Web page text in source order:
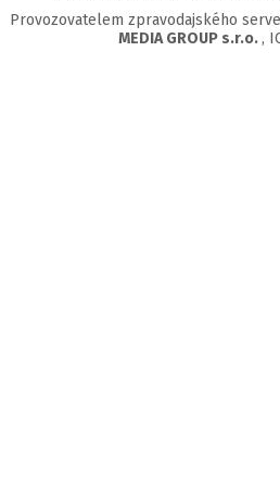
Provozovatelem zpravodajského
MEDIA GROUP s.r.o. ,